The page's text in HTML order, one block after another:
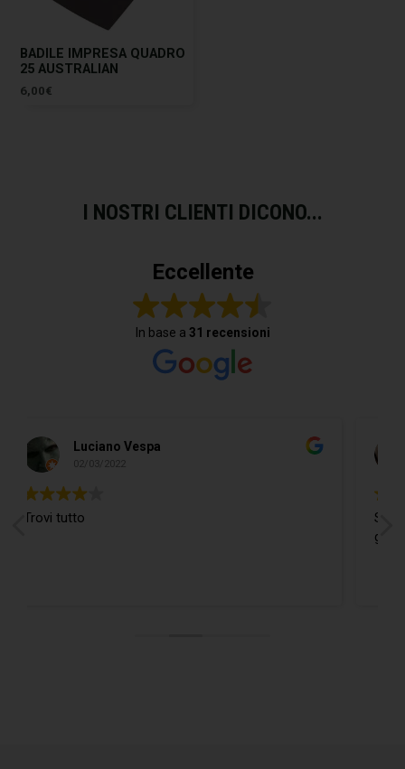
BADILE IMPRESA QUADRO
25 AUSTRALIAN
6,00€
I NOSTRI CLIENTI DICONO...
Eccellente
In base a 31 recensioni
Si trova ogni cosa ed in più il